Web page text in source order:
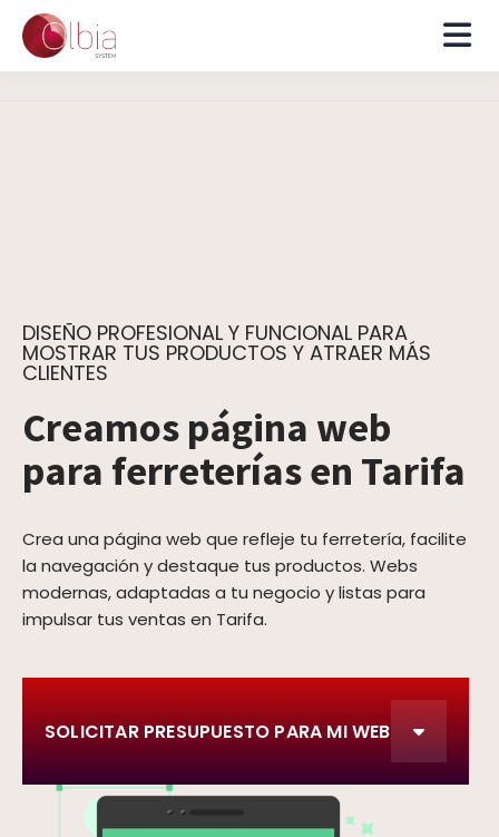
DISEÑO PROFESIONAL Y FUNCIONAL PARA
MOSTRAR TUS PRODUCTOS Y ATRAER MÁS
CLIENTES
Creamos página web
para ferreterías en Tarifa
Crea una página web que refleje tu ferretería, facilite
la navegación y destaque tus productos. Webs
modernas, adaptadas a tu negocio y listas para
impulsar tus ventas en Tarifa.
SOLICITAR PRESUPUESTO PARA MI WEB